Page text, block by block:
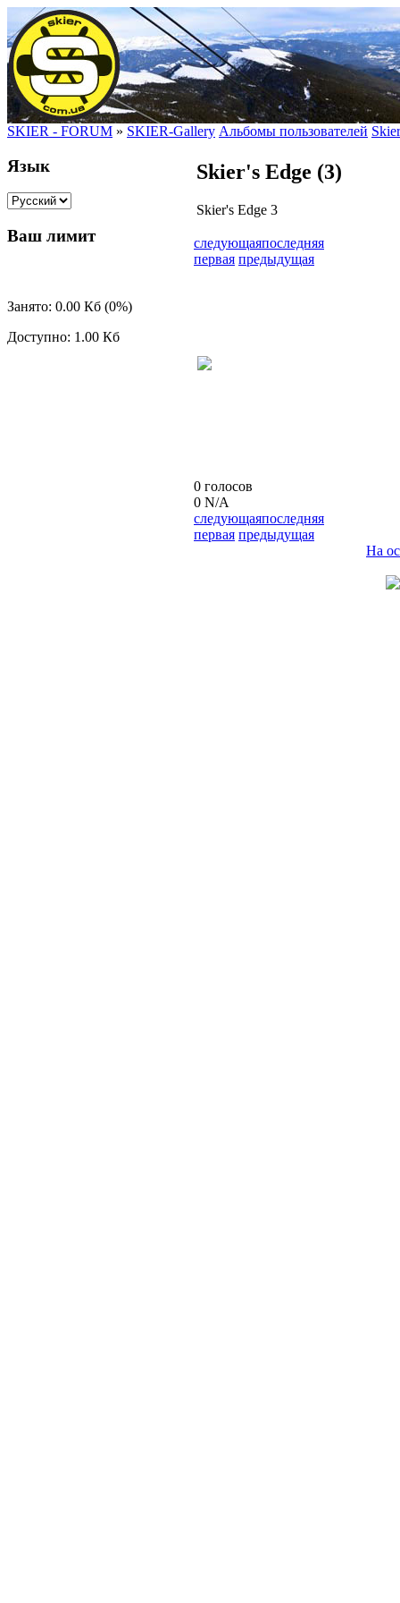
SKIER - FORUM » SKIER-Gallery Альбомы пользователей
Язык
Ваш лимит
Занято: 0.00 Кб (0%)
Доступно: 1.00 Кб
Skier's Edge (3)
Skier's Edge 3
следующаяпоследняя
первая предыдущая
0 голосов
0 N/A
следующаяпоследняя
первая предыдущая
На